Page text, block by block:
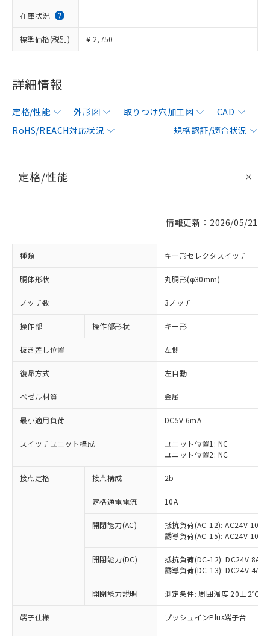
在庫状況
標準価格(税別) ¥ 2,750
詳細情報
定格/性能 外形図 取りつけ穴加工図
CAD
RoHS/REACH対応状況
規格認証/適合状況
定格/性能
情報更新：2026/05/21
種類 キー形セレクタスイッチ
胴体形状 丸胴形(φ30mm)
ノッチ数 3ノッチ
操作部 操作部形状 キー形
抜き差し位置 左側
復帰方式 左自動
ベゼル材質 金属
最小適用負荷 DC5V 6mA
スイッチユニット構成
ユニット位置1: NC
ユニット位置2: NC
接点定格 接点構成 2b
定格通電電流 10A
開閉能力(AC)
抵抗負荷(AC-12): AC24V 10A/
誘導負荷(AC-15): AC24V
開閉能力(DC)
抵抗負荷(DC-12): DC24V 8A/
誘導負荷(DC-13): DC24V 4A/
開閉能力説明 測定条件: 周囲温度 20±2℃、
端子仕様 プッシュインPlus端子台
ご利用条件
以下の条件をお読みいただき、同意のうえ
対応済み：EU RoHS指令（10物質）の
非含有に対応した製品が提供可能な商品で
対応予定：EU RoHS指令（10物質）の非含
有に対応した製品に切り替える予定のある
対応予定なし：EU RoHS指令（10物質）の
非含有に非対応の商品で、対応品を出す予